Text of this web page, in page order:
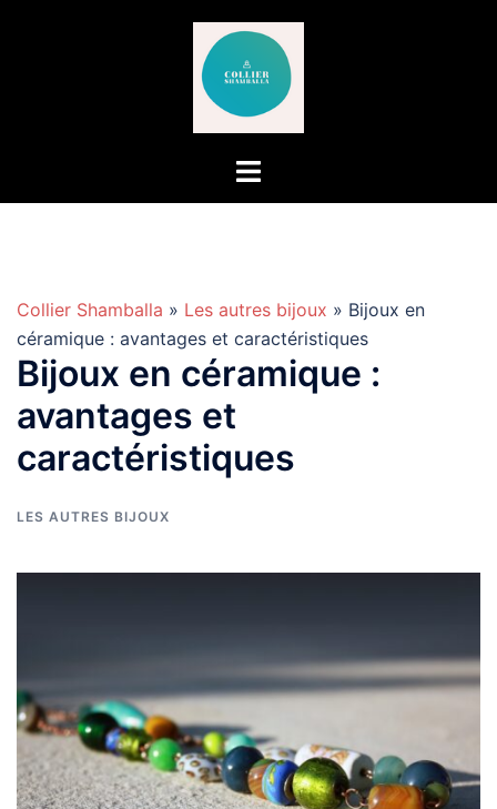
Collier Shamballa » Les autres bijoux » Bijoux en
céramique : avantages et caractéristiques
Bijoux en céramique :
avantages et
caractéristiques
LES AUTRES BIJOUX